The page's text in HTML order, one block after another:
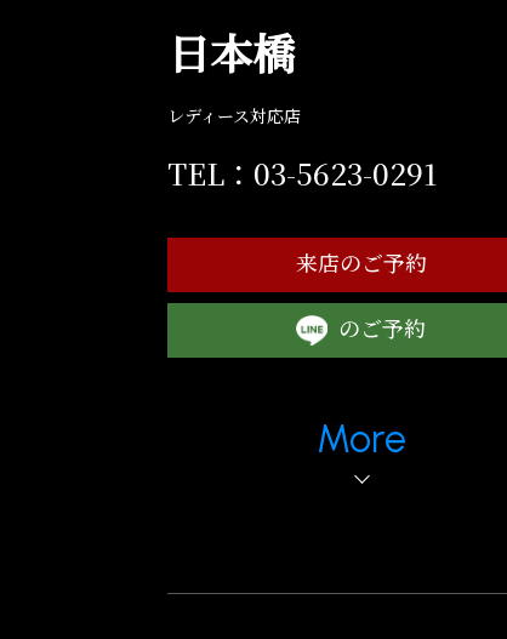
日本橋
レディース対応店
TEL：03-5623-0291
来店のご予約
のご予約
More